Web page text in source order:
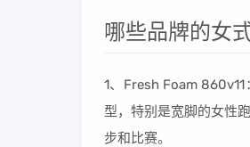
哪些品牌的女
1、Fresh Foam
型，特别是宽脚的女性
步和比赛。